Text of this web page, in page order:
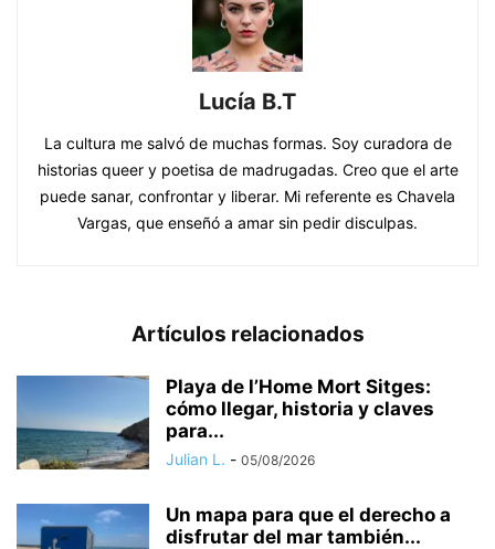
Lucía B.T
La cultura me salvó de muchas formas. Soy curadora de
historias queer y poetisa de madrugadas. Creo que el arte
puede sanar, confrontar y liberar. Mi referente es Chavela
Vargas, que enseñó a amar sin pedir disculpas.
Artículos relacionados
Playa de l’Home Mort Sitges:
cómo llegar, historia y claves
para...
Julian L. - 05/08/2026
Un mapa para que el derecho a
disfrutar del mar también...